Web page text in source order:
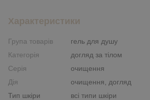
Характеристики
Група товарів
гель для душу
Категорія
догляд за тілом
Серія
очищення
Дія
очищення, догляд
Тип шкіри
всі типи шкіри